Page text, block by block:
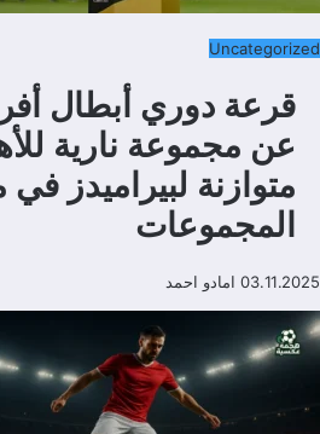
Uncategorized
قرعة دوري أبطال
عن مجموعة نارية
متوازنة لبيراميدز
المجموعات
03.11.2025 امادو احمد